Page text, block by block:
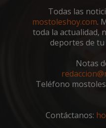
Todas las
mostoleshoy.com.
toda la actualidad,
deportes de tu
Notas
Teléfono
Contáctanos:
Cookies